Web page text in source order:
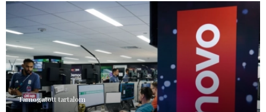
Támogatott tartalom